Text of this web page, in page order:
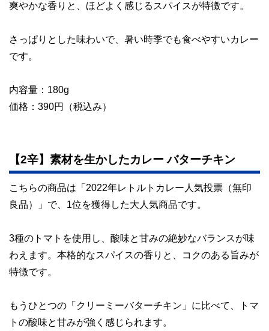
爽やかな香りと、ほどよく感じるスパイスが特徴です。
さっぱりとした味わいで、暑い時季でも食べやすいカレー
です。
内容量：180g
価格：390円（税込み）
【2辛】素材を生かしたカレー バターチキン
こちらの商品は「2022年レトルトカレー人気投票（無印
良品）」で、1位を獲得した大人気商品です。
3種のトマトを使用し、酸味と甘みの絶妙なバランスが味
わえます。本格的なスパイスの香りと、コクのある旨みが
特徴です。
もうひとつの「クリーミーバターチキン」に比べて、トマ
トの酸味と甘みが強く感じられます。